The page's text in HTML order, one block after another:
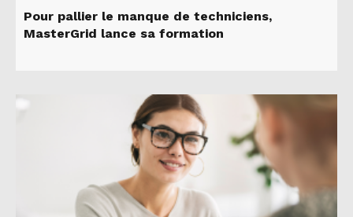
Pour pallier le manque de techniciens,
MasterGrid lance sa formation